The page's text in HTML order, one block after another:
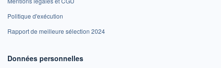
Politique d'exécution
Rapport de meilleure sélection 2024
Données personnelles